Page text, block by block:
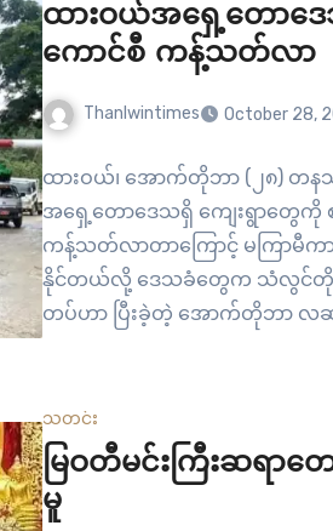
ထားဝယ်အရှေ့တော
ကောင်စီ ကန့်သတ်လာ
Thanlwintimes October 28,
ထားဝယ်၊ အောက်တိုဘာ (၂၈) တနင်္
အရှေ့တောဒေသရှိ ကျေးရွာတွေ
ကန့်သတ်လာတာကြောင့် မကြာမီ
နိုင်တယ်လို့ ဒေသခံတွေက သံလွင်တိုင်း
တပ်ဟာ ပြီးခဲ့တဲ့ အောက်တိုဘာ လဆ
စစ်ဆေးရေး ဂိတ်တွေမှာ…
သတင်း
မြဝတီမင်းကြီးဆရာ
မူ